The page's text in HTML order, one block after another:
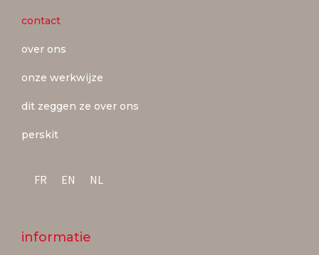
contact
over ons
onze werkwijze
dit zeggen ze over ons
perskit
FR EN NL
informatie